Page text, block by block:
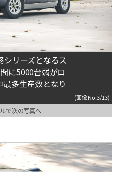
シリーズとなるス
に5000台弱がロ
多生産数となり
(画像 No.3/13)
で次の写真へ